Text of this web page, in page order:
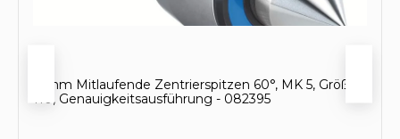
Röhm Mitlaufende Zentrierspitzen 60°, MK 5, Größe
110, Genauigkeitsausführung - 082395